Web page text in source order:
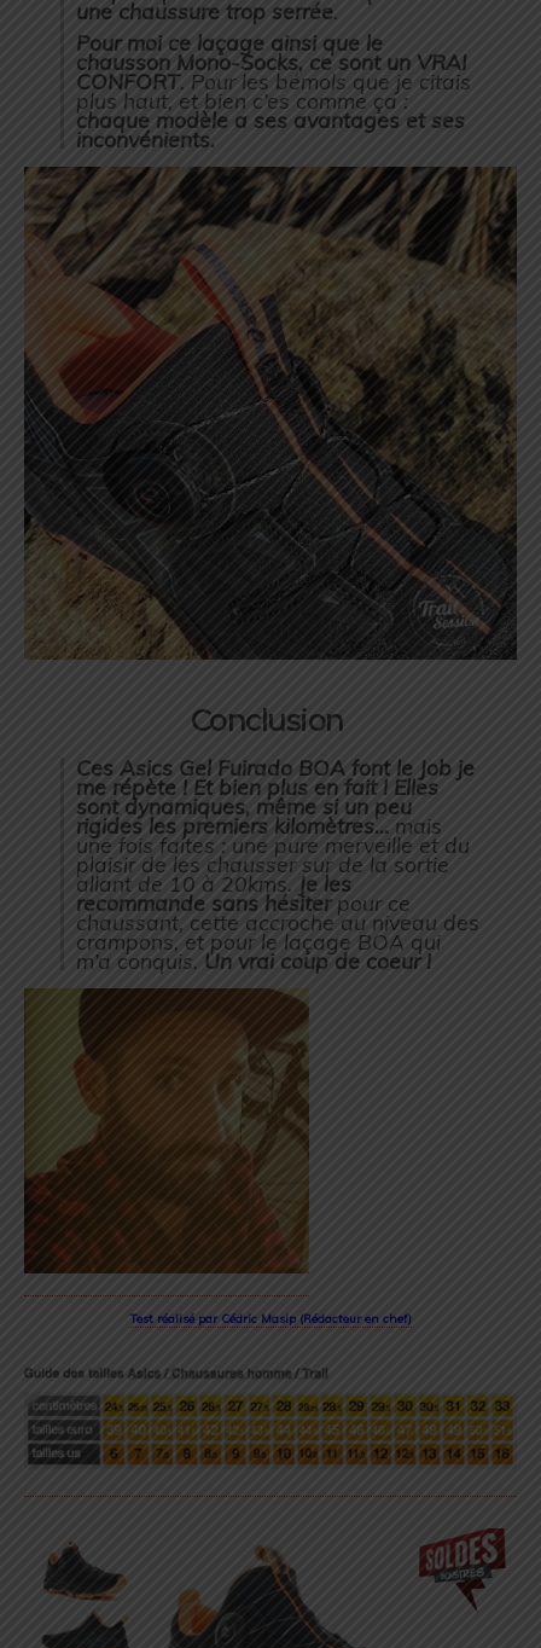
une chaussure trop serrée.
Pour moi ce laçage ainsi que le
chausson Mono-Socks, ce sont un VRAI
CONFORT. Pour les bémols que je citais
plus haut, et bien c’es comme ça :
chaque modèle a ses avantages et ses
inconvénients.
Conclusion
Ces Asics Gel Fuirado BOA font le Job je
me répète ! Et bien plus en fait ! Elles
sont dynamiques, même si un peu
rigides les premiers kilomètres… mais
une fois faites : une pure merveille et du
plaisir de les chausser sur de la sortie
allant de 10 à 20kms. Je les
recommande sans hésiterpour ce
chaussant, cette accroche au niveau des
crampons, et pour le laçage BOA qui
m’a conquis. Un vrai coup de coeur !
Test réalisé par Cédric Masip (Rédacteur en chef)